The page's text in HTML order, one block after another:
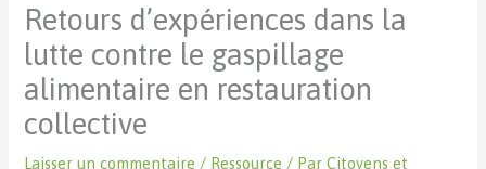
Retours d’expériences dans la
lutte contre le gaspillage
alimentaire en restauration
collective
Laisser un commentaire / Ressource / ParCitoyens et